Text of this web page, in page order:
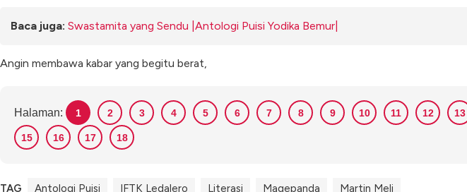
Baca juga: Swastamita yang Sendu |Antologi Puisi Yodika Bemur|
Angin membawa kabar yang begitu berat,
Halaman: 1 2 3 4 5 6 7 8 9 10 11 12 13
15 16 17 18
TAG Antologi Puisi IFTK Ledalero Literasi Magepanda Martin Meli